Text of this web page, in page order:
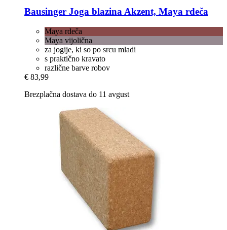
Bausinger Joga blazina Akzent, Maya rdeča
Maya rdeča
Maya vijolična
za jogije, ki so po srcu mladi
s praktično kravato
različne barve robov
€ 83,99
Brezplačna dostava do 11 avgust